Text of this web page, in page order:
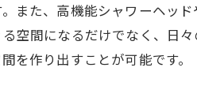
また、高機能シャワーヘッ
空間になるだけでなく、日
を作り出すことが可能です。